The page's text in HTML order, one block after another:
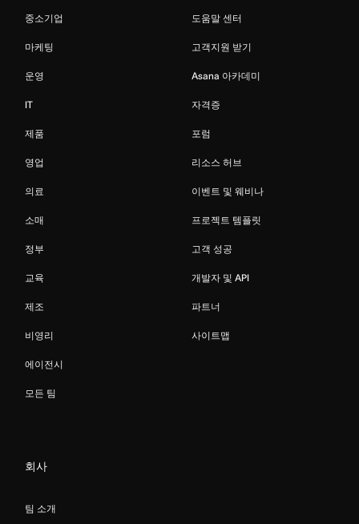
중소기업
마케팅
운영
IT
제품
영업
의료
소매
정부
교육
제조
비영리
에이전시
모든 팀
도움말 센터
고객지원 받기
Asana 아카데미
자격증
포럼
리소스 허브
이벤트 및 웨비나
프로젝트 템플릿
고객 성공
개발자 및 API
파트너
사이트맵
회사
팀 소개